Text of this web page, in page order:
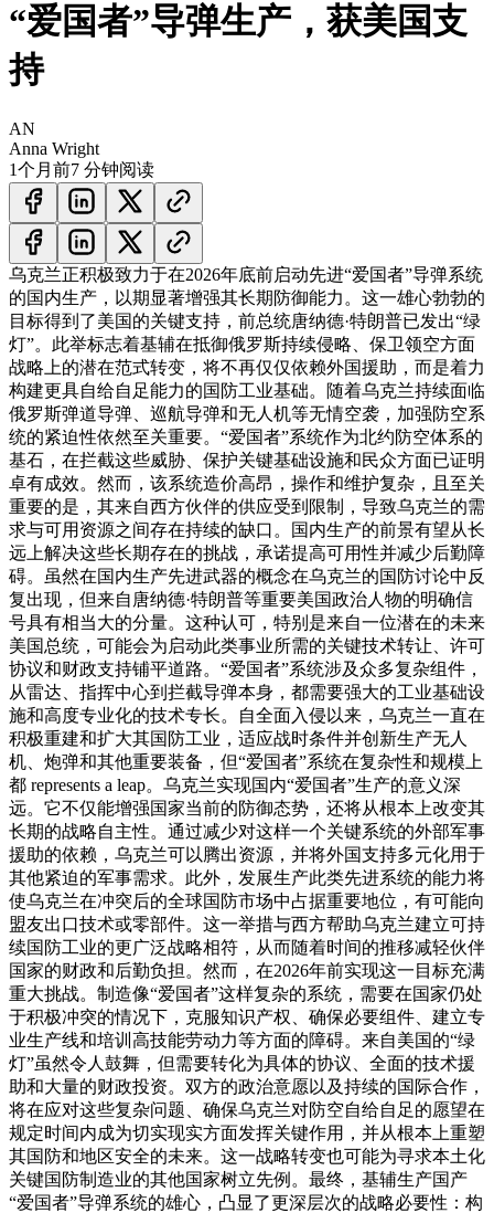
“爱国者”导弹生产，获美国支
持
AN
Anna Wright
1个月前7 分钟阅读
乌克兰正积极致力于在2026年底前启动先进“爱国者”导弹系统
的国内生产，以期显著增强其长期防御能力。这一雄心勃勃的
目标得到了美国的关键支持，前总统唐纳德·特朗普已发出“绿
灯”。此举标志着基辅在抵御俄罗斯持续侵略、保卫领空方面
战略上的潜在范式转变，将不再仅仅依赖外国援助，而是着力
构建更具自给自足能力的国防工业基础。
随着乌克兰持续面临
俄罗斯弹道导弹、巡航导弹和无人机等无情空袭，加强防空系
统的紧迫性依然至关重要。“爱国者”系统作为北约防空体系的
基石，在拦截这些威胁、保护关键基础设施和民众方面已证明
卓有成效。然而，该系统造价高昂，操作和维护复杂，且至关
重要的是，其来自西方伙伴的供应受到限制，导致乌克兰的需
求与可用资源之间存在持续的缺口。国内生产的前景有望从长
远上解决这些长期存在的挑战，承诺提高可用性并减少后勤障
碍。
虽然在国内生产先进武器的概念在乌克兰的国防讨论中反
复出现，但来自唐纳德·特朗普等重要美国政治人物的明确信
号具有相当大的分量。这种认可，特别是来自一位潜在的未来
美国总统，可能会为启动此类事业所需的关键技术转让、许可
协议和财政支持铺平道路。“爱国者”系统涉及众多复杂组件，
从雷达、指挥中心到拦截导弹本身，都需要强大的工业基础设
施和高度专业化的技术专长。自全面入侵以来，乌克兰一直在
积极重建和扩大其国防工业，适应战时条件并创新生产无人
机、炮弹和其他重要装备，但“爱国者”系统在复杂性和规模上
都 represents a leap。 乌克兰实现国内“爱国者”生产的意义深
远。它不仅能增强国家当前的防御态势，还将从根本上改变其
长期的战略自主性。通过减少对这样一个关键系统的外部军事
援助的依赖，乌克兰可以腾出资源，并将外国支持多元化用于
其他紧迫的军事需求。此外，发展生产此类先进系统的能力将
使乌克兰在冲突后的全球国防市场中占据重要地位，有可能向
盟友出口技术或零部件。这一举措与西方帮助乌克兰建立可持
续国防工业的更广泛战略相符，从而随着时间的推移减轻伙伴
国家的财政和后勤负担。 然而，在2026年前实现这一目标充满
重大挑战。制造像“爱国者”这样复杂的系统，需要在国家仍处
于积极冲突的情况下，克服知识产权、确保必要组件、建立专
业生产线和培训高技能劳动力等方面的障碍。来自美国的“绿
灯”虽然令人鼓舞，但需要转化为具体的协议、全面的技术援
助和大量的财政投资。双方的政治意愿以及持续的国际合作，
将在应对这些复杂问题、确保乌克兰对防空自给自足的愿望在
规定时间内成为切实现实方面发挥关键作用，并从根本上重塑
其国防和地区安全的未来。这一战略转变也可能为寻求本土化
关键国防制造业的其他国家树立先例。 最终，基辅生产国产
“爱国者”导弹系统的雄心，凸显了更深层次的战略必要性：构